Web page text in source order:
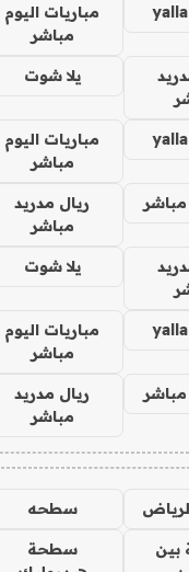
مباريات اليوم
مباشر
يلا شوت
مباريات اليوم
مباشر
ريال مدريد
مباشر
يلا شوت
مباريات اليوم
مباشر
ريال مدريد
مباشر
سطحه
سطحة